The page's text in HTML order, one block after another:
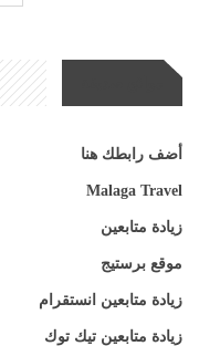
أضف رابطك هنا
Malaga Travel
زيادة متابعين
موقع برستيج
زيادة متابعين انستقرام
زيادة متابعين تيك توك